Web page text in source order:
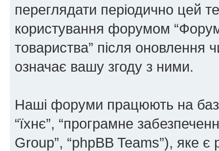
переглядати періодично цей
користування форумом
товариства” після оновлення
означає вашу згоду з ними.
Наші форуми працюють на
“їхнє”, “програмне
Group”, “phpBB Teams”), яке